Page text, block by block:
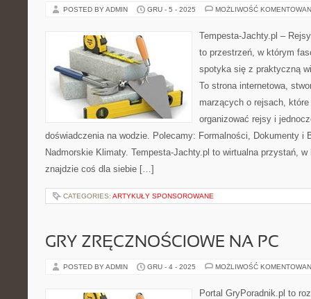
POSTED BY ADMIN GRU - 5 - 2025 MOŻLIWOŚĆ
Tempesta-Jachty.pl –
to przestrzeń, w którym
spotyka się z praktyczną
To strona internetowa,
marzących o rejsach,
organizować rejsy i
doświadczenia na wodzie. Polecamy: Formalności, Dokumenty i
Nadmorskie Klimaty. Tempesta-Jachty.pl to wirtualna przystań,
znajdzie coś dla siebie […]
CATEGORIES: ARTYKUŁY SPONSOROWANE
GRY ZRĘCZNOŚCIOWE NA PC
POSTED BY ADMIN GRU - 4 - 2025 MOŻLIWOŚĆ
Portal GryPoradnik.pl to